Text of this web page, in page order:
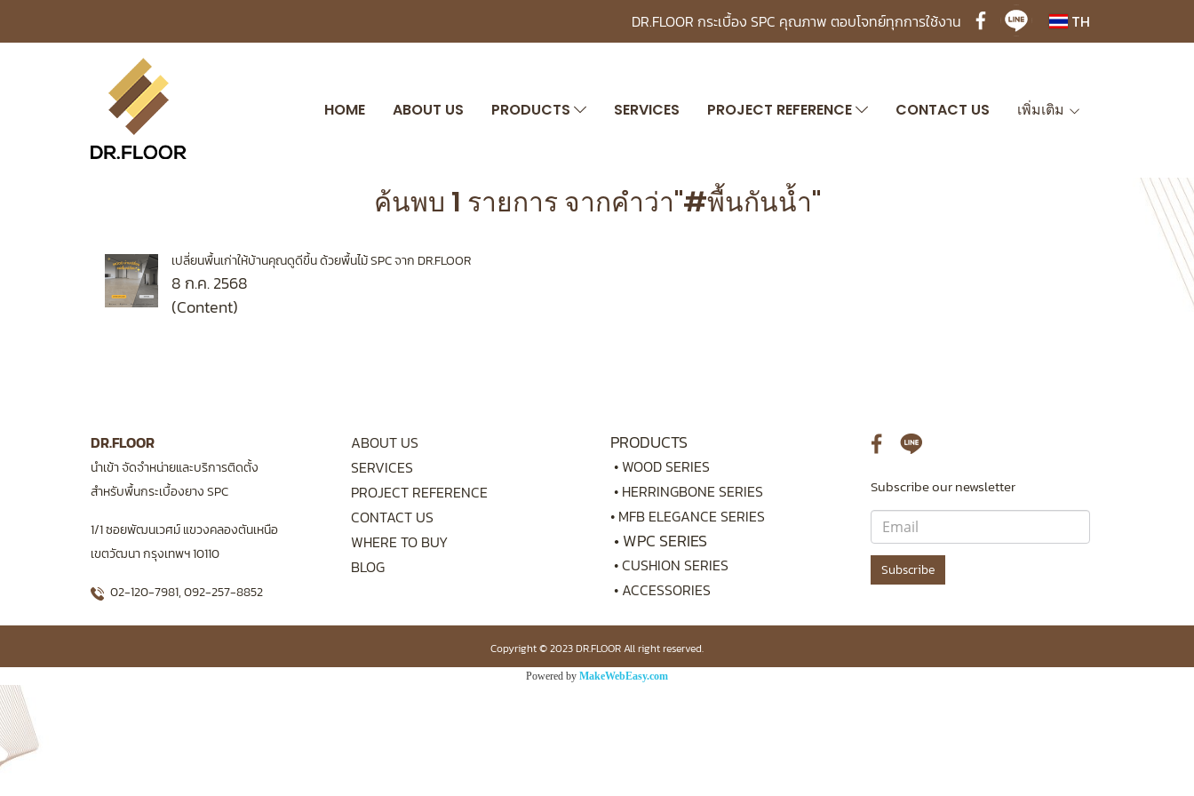
DR.FLOOR กระเบื้อง SPC คุณภาพ ตอบโจทย์ทุกการใช้งาน TH
HOME ABOUT US PRODUCTS SERVICES PROJECT REFERENCE CONTACT US เพิ่มเติม
ค้นพบ 1 รายการ จากคำว่า"#พื้นกันน้ำ"
เปลี่ยนพื้นเก่าให้บ้านคุณดูดีขึ้น ด้วยพื้นไม้ SPC จาก DR.FLOOR
8 ก.ค. 2568
(Content)
DR.FLOOR
นำเข้า จัดจำหน่ายและบริการติดตั้ง
สำหรับพื้นกระเบื้องยาง SPC
1/1 ซอยพัฒนเวศม์ แขวงคลองตันเหนือ
เขตวัฒนา กรุงเทพฯ 10110
02-120-7981,092-257-8852
ABOUT US
SERVICES
PROJECT REFERENCE
CONTACT US
WHERE TO BUY
BLOG
PRODUCTS
• WOOD SERIES
• HERRINGBONE SERIES
• MFB ELEGANCE SERIES
• WPC SERIES
•CUSHION SERIES
• ACCESSORIES
Subscribe our newsletter
Subscribe
Copyright © 2023 DR.FLOOR All right reserved.
Powered by MakeWebEasy.com